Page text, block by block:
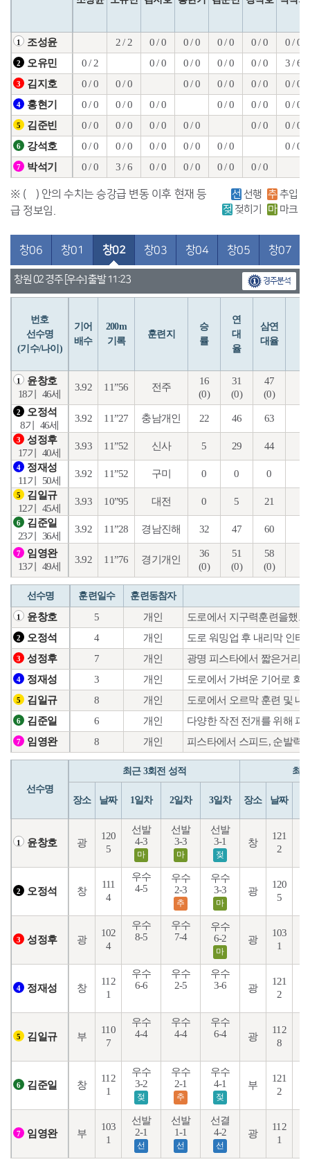
1 조성윤 2 / 2 0 / 0 0 / 0 0 / 0 0 / 0 0 / 0
2 오유민 0 / 2 0 / 0 0 / 0 0 / 0 0 / 0 3 / 6
3 김지호 0 / 0 0 / 0 0 / 0 0 / 0 0 / 0 0 / 0
4 홍현기 0 / 0 0 / 0 0 / 0 0 / 0 0 / 0 0 / 0
5 김준빈 0 / 0 0 / 0 0 / 0 0 / 0 0 / 0 0 / 0
6 강석호 0 / 0 0 / 0 0 / 0 0 / 0 0 / 0 0 / 0
7 박석기 0 / 0 3 / 6 0 / 0 0 / 0 0 / 0 0 / 0
※ ( ) 안의 수치는 승강급 변동 이후 현재 등
급 정보임.
선 선행 추 추입
젖 젖히기 마 마크
창06 창01 창02 창03 창04 창05 창07
창원 02 경주 [우수] 출발 11:23 경주분석
번호
선수명
(기수/나이)
기어
배수
200m
기록
훈련지
승
률
연
대
율
삼연
대율
1
윤창호
18기
46세
3.92 11”56 전주
16
(0)
31
(0)
47
(0)
2
오정석
8기
46세
3.92 11”27 충남개인 22 46 63
3
성정후
17기
40세
3.93 11”52 신사 5 29 44
4
정재성
11기
50세
3.92 11”52 구미 0 0 0
5
김일규
12기
45세
3.93 10”95 대전 0 5 21
6
김준일
23기
36세
3.92 11”28 경남진해 32 47 60
7
임영완
13기
49세
3.92 11”76 경기개인
36
(0)
51
(0)
58
(0)
선수명 훈련일수 훈련동참자
1 윤창호 5 개인 도로에서 지구력훈련을했
2 오정석 4 개인 도로 워밍업 후 내리막 인
3 성정후 7 개인 광명 피스타에서 짧은거리
4 정재성 3 개인 도로에서 가벼운 기어로 회
5 김일규 8 개인 도로에서 오르막 훈련 및 내
6 김준일 6 개인 다양한 작전 전개를 위해 피
7 임영완 8 개인 피스타에서 스피드, 순발력
선수명
최근 3회전 성적 최
장소 날짜 1일차 2일차 3일차 장소 날짜
1 윤창호 광
120
5
선발
4-3
마
선발
3-3
마
선발
3-1
젖
창
121
2
2 오정석 창
111
4
우수
4-5
우수
2-3
추
우수
3-3
마
광
120
5
3 성정후 광
102
4
우수
8-5
우수
7-4
우수
6-2
마
광
103
1
4 정재성 창
112
1
우수
6-6
우수
2-5
우수
3-6
광
121
2
5 김일규 부
110
7
우수
4-4
우수
4-4
우수
6-4
광
112
8
6 김준일 창
112
1
우수
3-2
젖
우수
2-1
추
우수
4-1
젖
부
121
2
7 임영완 부
103
1
선발
2-1
선
선발
1-1
선
선결
4-2
선
광
112
1